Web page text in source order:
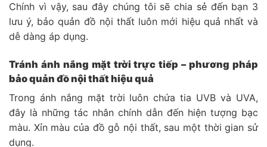
Chính vì vậy, sau đây chúng tôi sẽ chia sẻ đến bạn 3
lưu ý, bảo quản đồ nội thất luôn mới hiệu quả nhất và
dễ dàng áp dụng.
Tránh ánh nắng mặt trời trực tiếp – phương pháp
bảo quản đồ nội thất hiệu quả
Trong ánh nắng mặt trời luôn chứa tia UVB và UVA,
đây là những tác nhân chính dẫn đến hiện tượng bạc
màu. Xỉn màu của đồ gỗ nội thất, sau một thời gian sử
dụng.